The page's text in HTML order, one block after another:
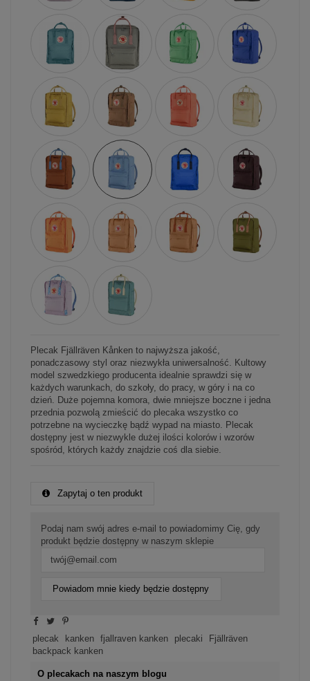
Plecak Fjällräven Kånken to najwyższa jakość,
ponadczasowy styl oraz niezwykła uniwersalność. Kultowy
model szwedzkiego producenta idealnie sprawdzi się w
każdych warunkach, do szkoły, do pracy, w góry i na co
dzień. Duże pojemna komora, dwie mniejsze boczne i jedna
przednia pozwolą zmieścić do plecaka wszystko co
potrzebne na wycieczkę bądź wypad na miasto. Plecak
dostępny jest w niezwykle dużej ilości kolorów i wzorów
spośród, których każdy znajdzie coś dla siebie.
Zapytaj o ten produkt
Podaj nam swój adres e-mail to powiadomimy Cię, gdy
produkt będzie dostępny w naszym sklepie
Powiadom mnie kiedy będzie dostępny
plecak kanken fjallraven kanken plecaki
Fjällräven
backpack kanken
O plecakach na naszym blogu